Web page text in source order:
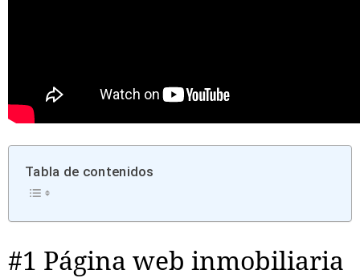
Tabla de contenidos
#1 Página web inmobiliaria